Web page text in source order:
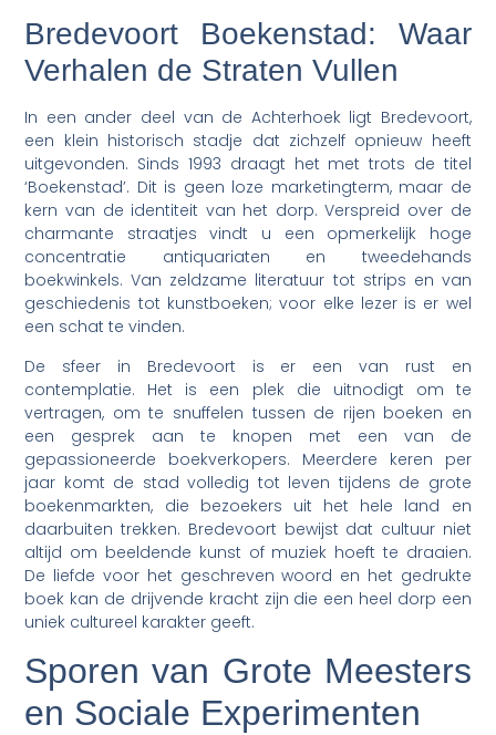
Bredevoort Boekenstad: Waar
Verhalen de Straten Vullen
In een ander deel van de Achterhoek ligt Bredevoort,
een klein historisch stadje dat zichzelf opnieuw heeft
uitgevonden. Sinds 1993 draagt het met trots de titel
‘Boekenstad’. Dit is geen loze marketingterm, maar de
kern van de identiteit van het dorp. Verspreid over de
charmante straatjes vindt u een opmerkelijk hoge
concentratie antiquariaten en tweedehands
boekwinkels. Van zeldzame literatuur tot strips en van
geschiedenis tot kunstboeken; voor elke lezer is er wel
een schat te vinden.
De sfeer in Bredevoort is er een van rust en
contemplatie. Het is een plek die uitnodigt om te
vertragen, om te snuffelen tussen de rijen boeken en
een gesprek aan te knopen met een van de
gepassioneerde boekverkopers. Meerdere keren per
jaar komt de stad volledig tot leven tijdens de grote
boekenmarkten, die bezoekers uit het hele land en
daarbuiten trekken. Bredevoort bewijst dat cultuur niet
altijd om beeldende kunst of muziek hoeft te draaien.
De liefde voor het geschreven woord en het gedrukte
boek kan de drijvende kracht zijn die een heel dorp een
uniek cultureel karakter geeft.
Sporen van Grote Meesters
en Sociale Experimenten